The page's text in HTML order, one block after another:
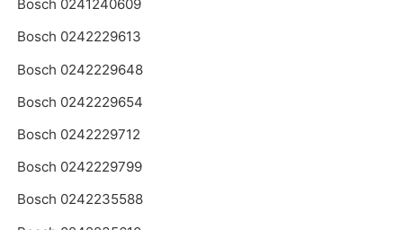
Bosch 0241240609
Bosch 0242229613
Bosch 0242229648
Bosch 0242229654
Bosch 0242229712
Bosch 0242229799
Bosch 0242235588